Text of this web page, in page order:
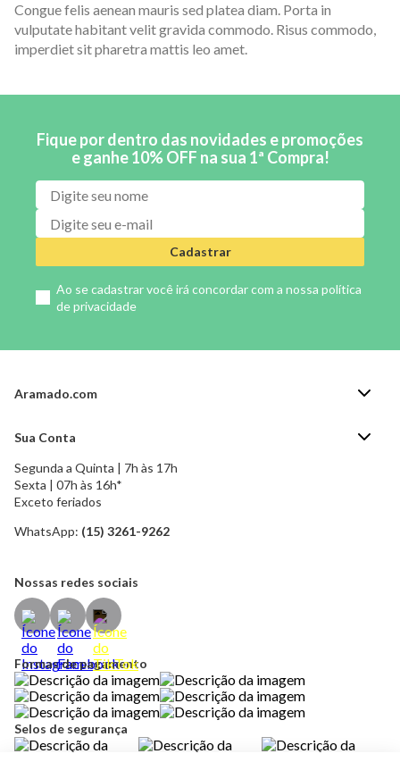
Congue felis aenean mauris sed platea diam. Porta in
vulputate habitant velit gravida commodo. Risus commodo,
imperdiet sit pharetra mattis leo amet.
Fique por dentro das novidades e promoções
e ganhe 10% OFF na sua 1ª Compra!
Cadastrar
Ao se cadastrar você irá concordar com a nossa política
de privacidade
Aramado.com
Blog Aramado.com
Política de Privacidade
Política de Troca e Devolução
Política de Frete Grátis
Sua Conta
Minha Conta
Meus pedidos
Segunda a Quinta | 7h às 17h
Sexta | 07h às 16h*
Exceto feriados
WhatsApp: (15) 3261-9262
Nossas redes sociais
Formas de pagamento
Selos de segurança